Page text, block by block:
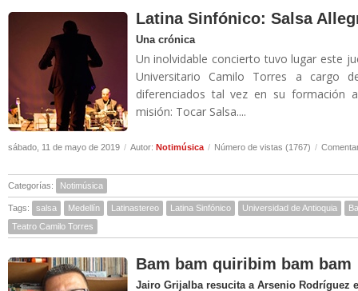
Latina Sinfónico: Salsa
Una crónica
Un inolvidable concierto tuvo lugar este
Universitario Camilo Torres a cargo
diferenciados tal vez en su formación
misión: Tocar Salsa....
sábado, 11 de mayo de 2019 / Autor: Notimúsica / Número de vistas (1767) /
Categorías: Notimúsica
Tags: salsa Medellín Latinastereo Latina Sinfónico Universidad de Antioquia
Teatro Camilo Torres
Bam bam quiribim bam bam
Jairo Grijalba resucita a Arsenio Rodríguez